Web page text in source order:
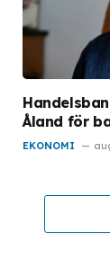
Åland för
EKONOMI